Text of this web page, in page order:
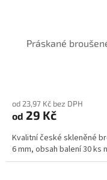
Práskané
od 23,97 Kč bez DPH
od 29 Kč
Kvalitní české skleněné
6 mm, obsah balení 30 ks